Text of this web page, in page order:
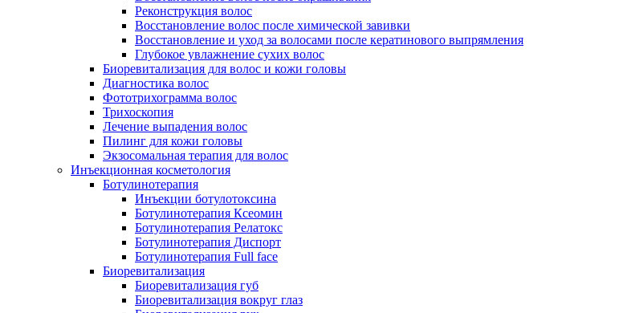
Реконструкция волос
Восстановление волос после химической завивки
Восстановление и уход за волосами после кератинового выпрямления
Глубокое увлажнение сухих волос
Биоревитализация для волос и кожи головы
Диагностика волос
Фототрихограмма волос
Трихоскопия
Лечение выпадения волос
Пилинг для кожи головы
Экзосомальная терапия для волос
Инъекционная косметология
Ботулинотерапия
Инъекции ботулотоксина
Ботулинотерапия Ксеомин
Ботулинотерапия Релатокс
Ботулинотерапия Диспорт
Ботулинотерапия Full face
Биоревитализация
Биоревитализация губ
Биоревитализация вокруг глаз